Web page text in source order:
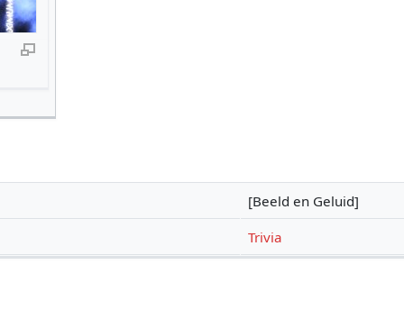
[Beeld en Geluid]
Trivia